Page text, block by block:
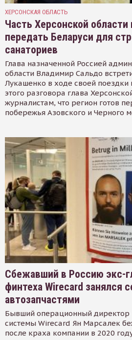
ХЕРСОНСКАЯ ОБЛАСТЬ
Часть Херсонской
передать Беларуси для
санаториев
Глава назначенной Россией
области Владимир Сальдо
Лукашенко в ходе своей поездки
этого разговора глава
журналистам, что регион готов
побережья Азовского и Черного
Сбежавший в Россию экс-
финтеха Wirecard занялся
автозапчастями
Бывший операционный директор
системы Wirecard Ян Марсалек
после краха компании в 2020